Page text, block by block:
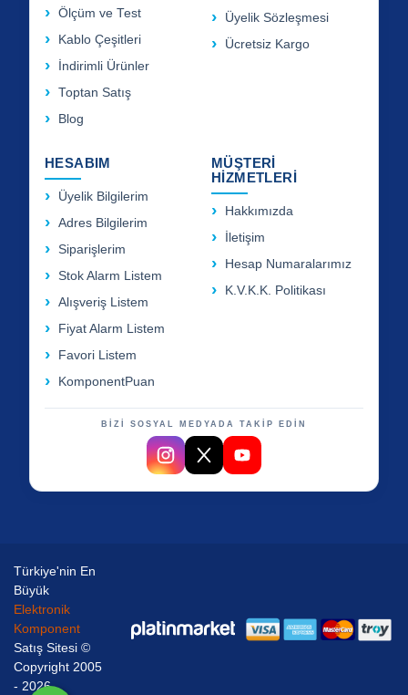
Ölçüm ve Test
Kablo Çeşitleri
İndirimli Ürünler
Toptan Satış
Blog
Üyelik Sözleşmesi
Ücretsiz Kargo
HESABIM
Üyelik Bilgilerim
Adres Bilgilerim
Siparişlerim
Stok Alarm Listem
Alışveriş Listem
Fiyat Alarm Listem
Favori Listem
KomponentPuan
MÜŞTERİ
HİZMETLERİ
Hakkımızda
İletişim
Hesap Numaralarımız
K.V.K.K. Politikası
BİZİ SOSYAL MEDYADA TAKİP EDİN
Türkiye'nin En
Büyük
Elektronik
Komponent
Satış Sitesi ©
Copyright 2005
- 2026